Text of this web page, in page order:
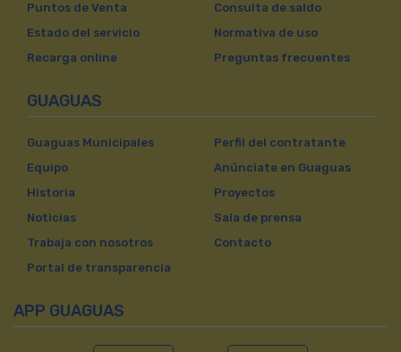
Puntos de Venta
Estado del servicio
Recarga online
Consulta de saldo
Normativa de uso
Preguntas frecuentes
GUAGUAS
Guaguas Municipales
Equipo
Historia
Noticias
Trabaja con nosotros
Portal de transparencia
Perfil del contratante
Anúnciate en Guaguas
Proyectos
Sala de prensa
Contacto
APP GUAGUAS